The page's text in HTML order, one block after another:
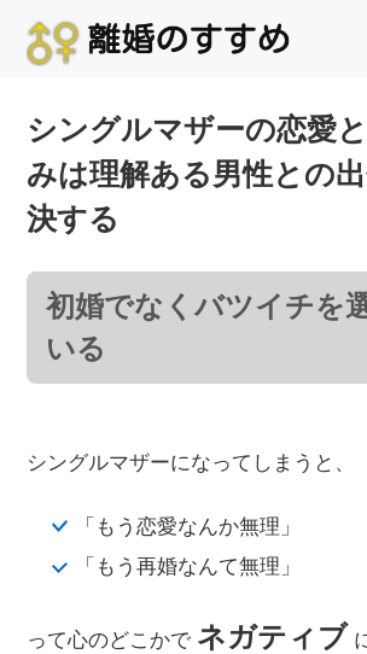
シングルマザーの恋愛
みは理解ある男性との
決する
初婚でなくバツイチを
いる
シングルマザーになってしまうと、
「もう恋愛なんか無理」
「もう再婚なんて無理」
って心のどこかで ネガティブ